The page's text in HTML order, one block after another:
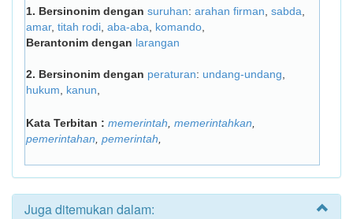
1. Bersinonim dengan suruhan: arahan firman sabda
amar, titah rodi aba-aba komando
Berantonim dengan larangan
2. Bersinonim dengan peraturan: undang-undang
hukum
kanun
Kata Terbitan : memerintah memerintahkan
pemerintahan pemerintah
Juga ditemukan dalam: